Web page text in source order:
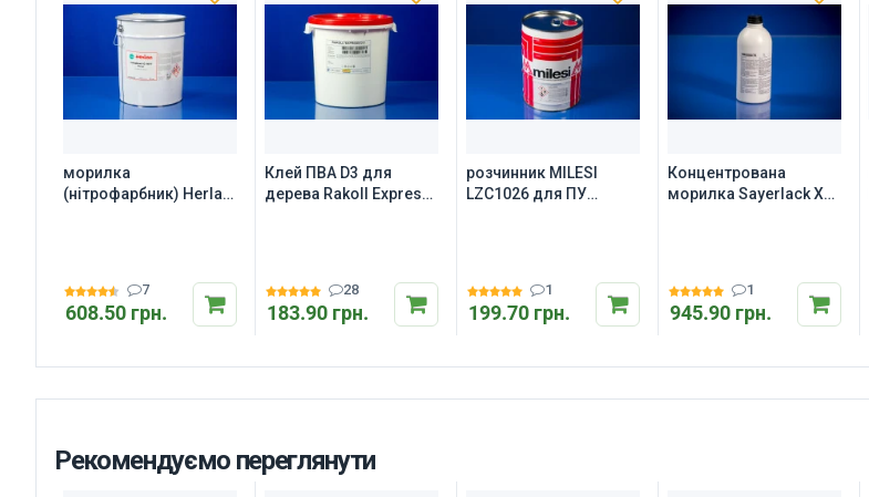
морилка
(нітрофарбник) Herlac
608.50 грн.
7
Клей ПВА D3 для
дерева Rakoll Express
183.90 грн.
28
розчинник MILESI
LZC1026 для ПУ
199.70 грн.
1
Концентрована
морилка Sayerlack XM
945.90 грн.
1
Рекомендуємо переглянути